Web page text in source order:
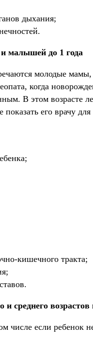
дыхания;
малышей до 1 года
молодые
когда
В этом возрасте
его врачу
кишечного тракта;
и среднего
числе если ребенок